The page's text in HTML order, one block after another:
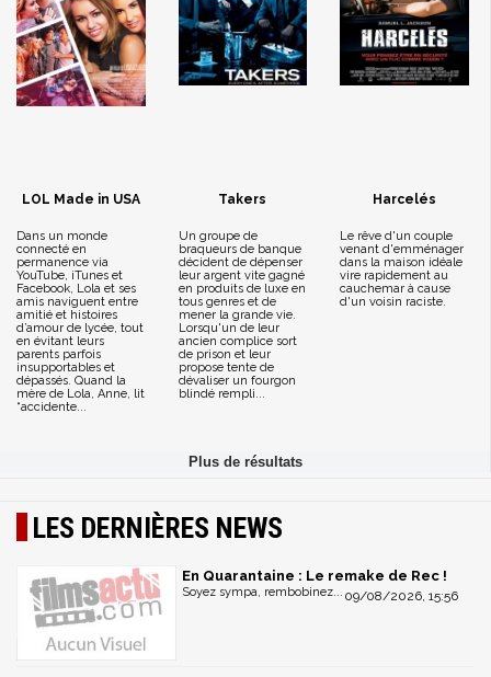
LOL Made in USA
Dans un monde
connecté en
permanence via
YouTube, iTunes et
Facebook, Lola et ses
amis naviguent entre
amitié et histoires
d’amour de lycée, tout
en évitant leurs
parents parfois
insupportables et
dépassés. Quand la
mère de Lola, Anne, lit
“accidente...
Takers
Un groupe de
braqueurs de banque
décident de dépenser
leur argent vite gagné
en produits de luxe en
tous genres et de
mener la grande vie.
Lorsqu'un de leur
ancien complice sort
de prison et leur
propose tente de
dévaliser un fourgon
blindé rempli...
Harcelés
Le rêve d'un couple
venant d'emménager
dans la maison idéale
vire rapidement au
cauchemar à cause
d'un voisin raciste.
LES DERNIÈRES NEWS
En Quarantaine : Le remake de Rec !
09/08/2026, 15:56
Soyez sympa, rembobinez...